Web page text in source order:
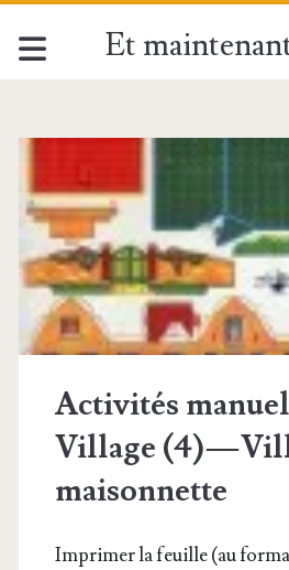
Et
Étiquette :
Activités
Village (4) —
maisonnette
Impri­mer la feuille (au